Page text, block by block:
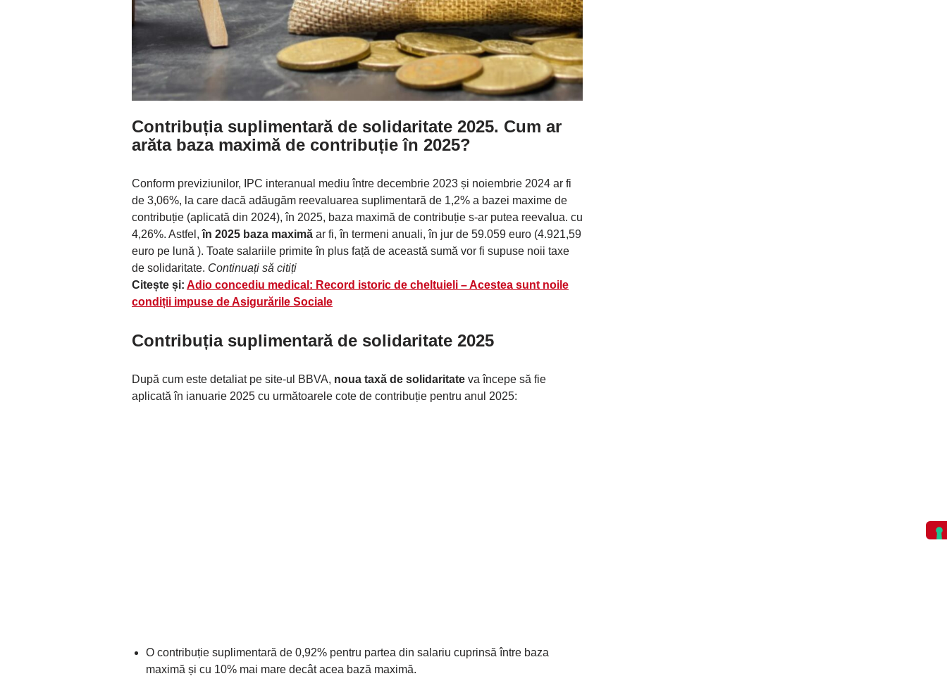
Contribuția suplimentară de solidaritate 2025. Cum ar
arăta baza maximă de contribuție în 2025?
Conform previziunilor, IPC interanual mediu între decembrie 2023 și noiembrie 2024 ar fi
de 3,06%, la care dacă adăugăm reevaluarea suplimentară de 1,2% a bazei maxime de
contribuție (aplicată din 2024), în 2025, baza maximă de contribuție s-ar putea reevalua. cu
4,26%. Astfel,în 2025 baza maximă ar fi, în termeni anuali, în jur de 59.059 euro (4.921,59
euro pe lună ). Toate salariile primite în plus față de această sumă vor fi supuse noii taxe
de solidaritate. Continuați să citiți
Citește și: Adio concediu medical: Record istoric de cheltuieli – Acestea sunt noile
condiții impuse de Asigurările Sociale
Contribuția suplimentară de solidaritate 2025
După cum este detaliat pe site-ul BBVA, noua taxă de solidaritate va începe să fie
aplicată în ianuarie 2025 cu următoarele cote de contribuție pentru anul 2025:
O contribuție suplimentară de 0,92% pentru partea din salariu cuprinsă între baza
maximă și cu 10% mai mare decât acea bază maximă.